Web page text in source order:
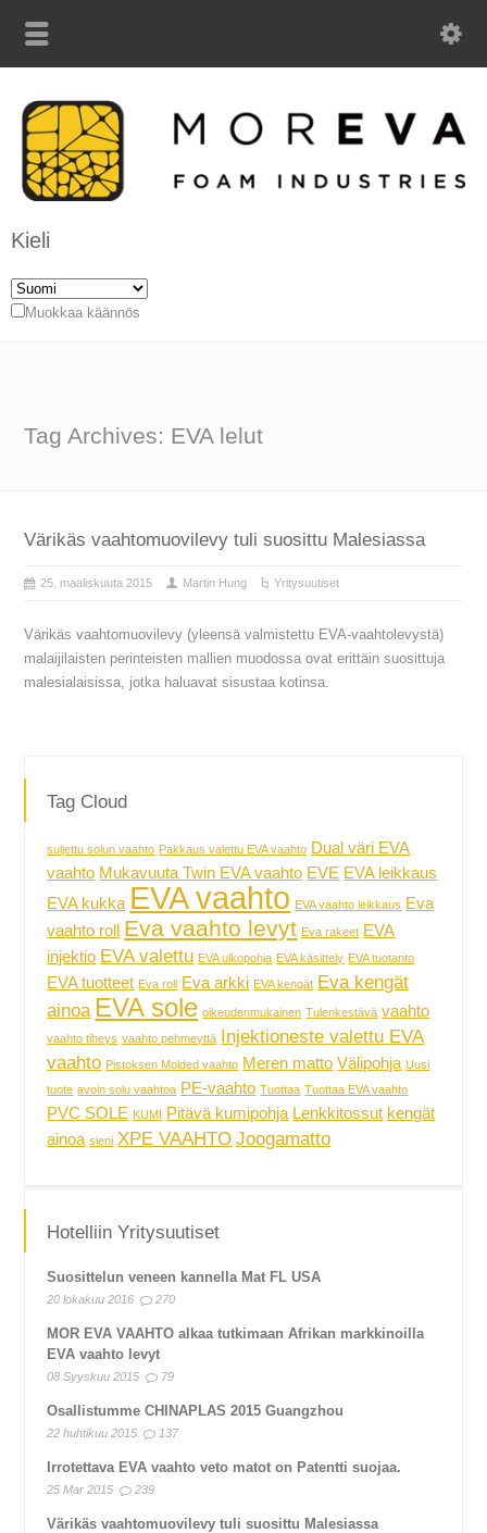
Kieli
Muokkaa käännös
Tag Archives: EVA lelut
Värikäs vaahtomuovilevy tuli suosittu Malesiassa
25. maaliskuuta 2015 Martin Hung Yritysuutiset
Värikäs vaahtomuovilevy (yleensä valmistettu EVA-vaahtolevystä)
malaijilaisten perinteisten mallien muodossa ovat erittäin suosittuja
malesialaisissa, jotka haluavat sisustaa kotinsa.
Tag Cloud
suljettu solun vaahto Pakkaus valettu EVA vaahto Dual väri EVA
vaahto Mukavuuta Twin EVA vaahto EVE EVA leikkaus
EVA kukka EVA vaahto EVA vaahto leikkaus Eva
vaahto roll
Eva vaahto levyt Eva rakeet EVA
injektio EVA valettu EVA ulkopohja EVA käsittely EVA tuotanto
EVA tuotteet Eva roll Eva arkki EVA kengät Eva kengät
ainoa EVA sole oikeudenmukainen Tulenkestävä vaahto
vaahto tiheys vaahto pehmeyttä Injektioneste valettu EVA
vaahto Pistoksen Molded vaahto Meren matto Välipohja Uusi
tuote avoin solu vaahtoa PE-vaahto Tuottaa Tuottaa EVA vaahto
PVC SOLE KUMI Pitävä kumipohja Lenkkitossut kengät
ainoa sieni XPE VAAHTO Joogamatto
Hotelliin Yritysuutiset
Suosittelun veneen kannella Mat FL USA
20 lokakuu 2016 270
MOR EVA VAAHTO alkaa tutkimaan Afrikan markkinoilla
EVA vaahto levyt
08 Syyskuu 2015 79
Osallistumme CHINAPLAS 2015 Guangzhou
22 huhtikuu 2015 137
Irrotettava EVA vaahto veto matot on Patentti suojaa.
25 Mar 2015 239
Värikäs vaahtomuovilevy tuli suosittu Malesiassa